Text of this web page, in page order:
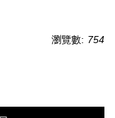
瀏覽數: 754